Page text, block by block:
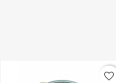
favorite_border